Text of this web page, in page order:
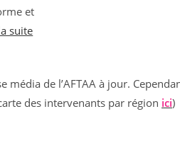
et
suite:
une
antenne
de l’AFTAA à jour.
des intervenants par région ici)